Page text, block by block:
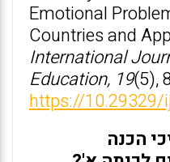
Emotional
Countries and
International
Education, 19(5),
https://10.29329/
הכנה